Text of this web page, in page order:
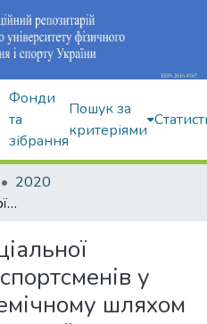
Фонди
та
зібрання
Пошук за
критеріями
2020
Підвищення спеціальної роботоздатності спортсменів у веслуванні академічному шляхом удосконалення силової витривалості
у
шляхом